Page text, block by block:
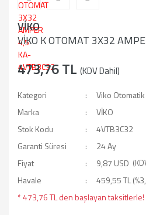
VİKO
VİKO K OTOMAT 3X32
473,76 TL (KDV Dahil)
Kategori
Viko
Marka
VİKO
Stok Kodu
4VTB3C32
Garanti Süresi
24 Ay
Fiyat
9,87 USD
Havale
459,55 TL
* 473,76 TL den başlayan taksitlerle!